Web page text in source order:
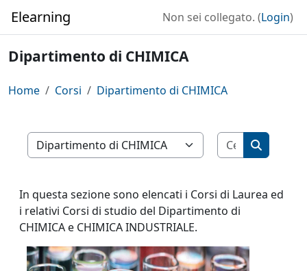
Elearning Non sei collegato. (Login)
Dipartimento di CHIMICA
Home Corsi Dipartimento di CHIMICA
Categorie di corso
Cerca corsi
Cerca
In questa sezione sono elencati i Corsi di Laurea ed
i relativi Corsi di studio del Dipartimento di
CHIMICA e CHIMICA INDUSTRIALE.